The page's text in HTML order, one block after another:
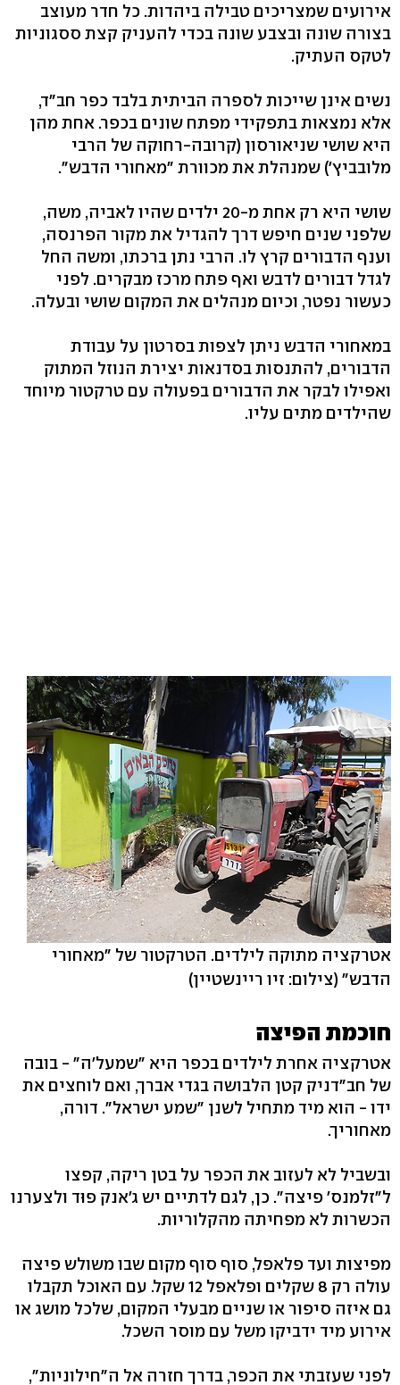
אירועים שמצריכים טבילה ביהדות. כל חדר מעוצב
בצורה שונה ובצבע שונה בכדי להעניק קצת ססגוניות
לטקס העתיק.
נשים אינן שייכות לספרה הביתית בלבד כפר חב"ד,
אלא נמצאות בתפקידי מפתח שונים בכפר. אחת מהן
היא שושי שניאורסון (קרובה-רחוקה של הרבי
מלובביץ') שמנהלת את מכוורת "מאחורי הדבש".
שושי היא רק אחת מ-20 ילדים שהיו לאביה, משה,
שלפני שנים חיפש דרך להגדיל את מקור הפרנסה,
וענף הדבורים קרץ לו. הרבי נתן ברכתו, ומשה החל
לגדל דבורים לדבש ואף פתח מרכז מבקרים. לפני
כעשור נפטר, וכיום מנהלים את המקום שושי ובעלה.
במאחורי הדבש ניתן לצפות בסרטון על עבודת
הדבורים, להתנסות בסדנאות יצירת הנוזל המתוק
ואפילו לבקר את הדבורים בפעולה עם טרקטור מיוחד
שהילדים מתים עליו.
אטרקציה מתוקה לילדים. הטרקטור של "מאחורי
הדבש" (צילום: זיו ריינשטיין)
חוכמת הפיצה
אטרקציה אחרת לילדים בכפר היא "שמעל'ה" - בובה
של חב"דניק קטן הלבושה בגדי אברך, ואם לוחצים את
ידו - הוא מיד מתחיל לשנן "שמע ישראל". דורה,
מאחוריך.
ובשביל לא לעזוב את הכפר על בטן ריקה, קפצו
ל"זלמנס' פיצה". כן, לגם לדתיים יש ג'אנק פוּד ולצערנו
הכשרות לא מפחיתה מהקלוריות.
מפיצות ועד פלאפל, סוף סוף מקום שבו משולש פיצה
עולה רק 8 שקלים ופלאפל 12 שקל. עם האוכל תקבלו
גם איזה סיפור או שניים מבעלי המקום, שלכל מושג או
אירוע מיד ידביקו משל עם מוסר השכל.
לפני שעזבתי את הכפר, בדרך חזרה אל ה"חילוניות",